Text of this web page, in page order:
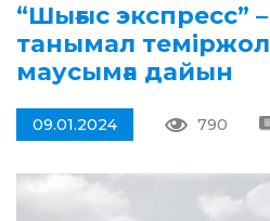
“Шығыс экспресс”
танымал теміржол
маусымға дайын
09.01.2024 790